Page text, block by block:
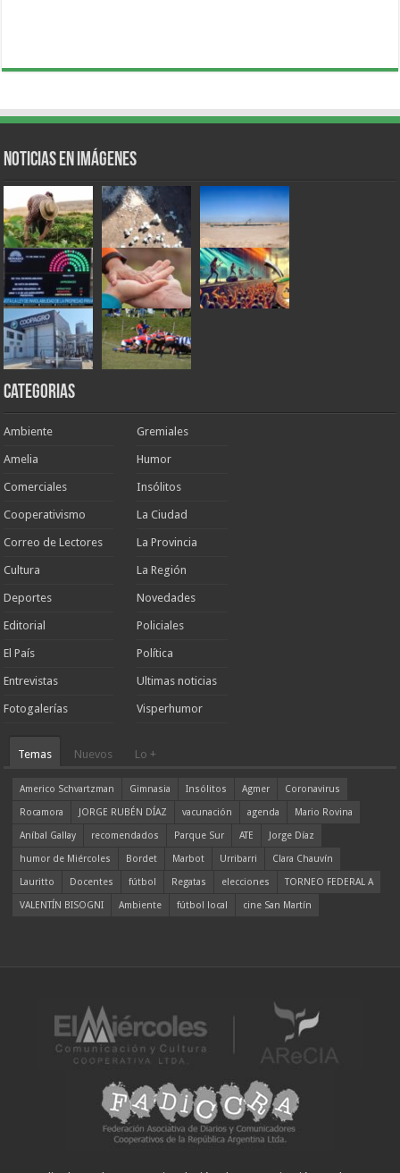
Noticias en Imágenes
Categorias
Ambiente
Amelia
Comerciales
Cooperativismo
Correo de Lectores
Cultura
Deportes
Editorial
El País
Entrevistas
Fotogalerías
Gremiales
Humor
Insólitos
La Ciudad
La Provincia
La Región
Novedades
Policiales
Política
Ultimas noticias
Visperhumor
Temas Nuevos Lo +
Americo Schvartzman Gimnasia Insólitos Agmer
Coronavirus
Rocamora
JORGE RUBÉN DÍAZ vacunación agenda
Mario Rovina
Aníbal Gallay
recomendados Parque Sur ATE
Jorge Díaz
humor de Miércoles
Bordet Marbot Urribarri
Clara Chauvín
Lauritto
Docentes fútbol Regatas elecciones
TORNEO FEDERAL A
VALENTÍN BISOGNI
Ambiente fútbol local cine San Martín